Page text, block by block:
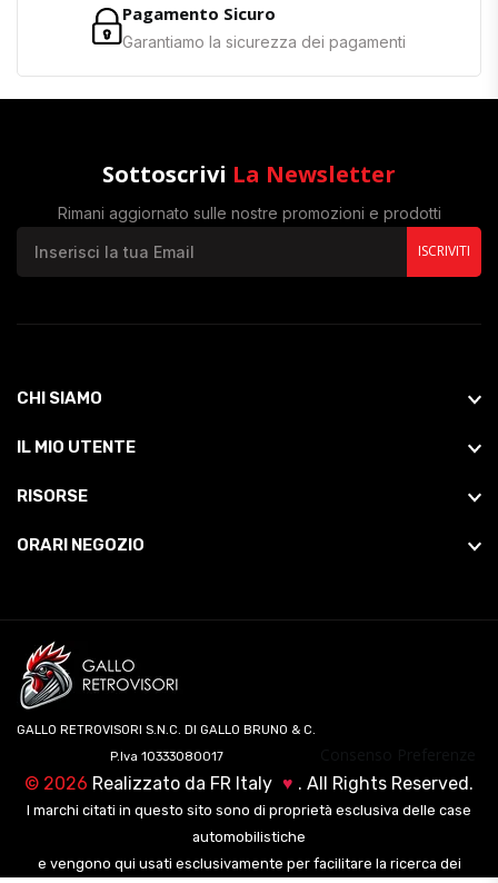
Pagamento Sicuro
Garantiamo la sicurezza dei pagamenti
Sottoscrivi La Newsletter
Rimani aggiornato sulle nostre promozioni e prodotti
ISCRIVITI
CHI SIAMO
IL MIO UTENTE
RISORSE
ORARI NEGOZIO
GALLO RETROVISORI S.N.C. DI GALLO BRUNO & C.
P.Iva 10333080017
© 2026 Realizzato da FR Italy ♥ . All Rights Reserved.
I marchi citati in questo sito sono di proprietà esclusiva delle case
automobilistiche
e vengono qui usati esclusivamente per facilitare la ricerca dei